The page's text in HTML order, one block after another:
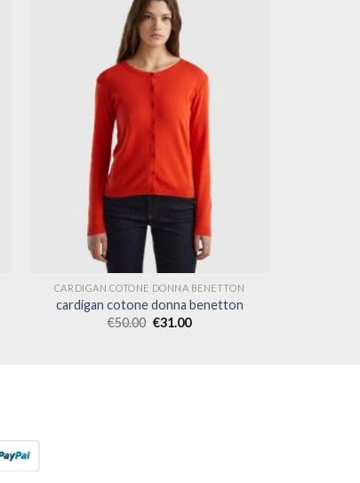
CARDIGAN COTONE DONNA BENETTON
cardigan cotone donna benetton
€50.00 €31.00